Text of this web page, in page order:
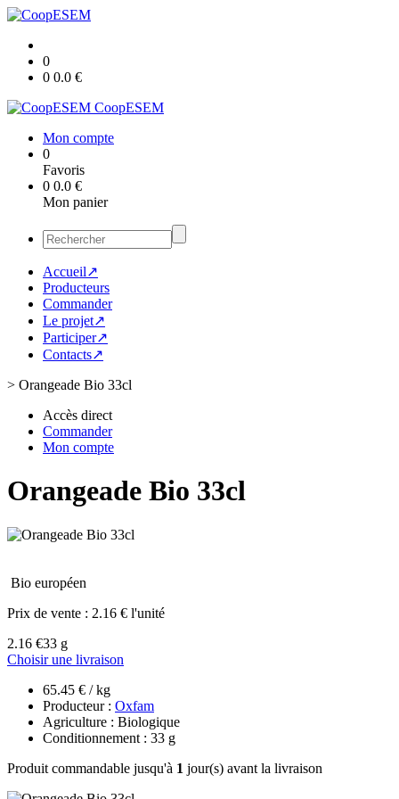
0
0 0.0 €
CoopESEM
Mon compte
0
Favoris
0 0.0 €
Mon panier
Accueil↗
Producteurs
Commander
Le projet↗
Participer↗
Contacts↗
> Orangeade Bio 33cl
Accès direct
Commander
Mon compte
Orangeade Bio 33cl
Bio européen
Prix de vente : 2.16 € l'unité
2.16 €33 g
Choisir une livraison
65.45 € / kg
Producteur : Oxfam
Agriculture : Biologique
Conditionnement : 33 g
Produit commandable jusqu'à 1 jour(s) avant la livraison